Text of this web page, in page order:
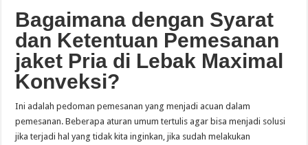
Bagaimana dengan Syarat
dan Ketentuan Pemesanan
jaket Pria di Lebak Maximal
Konveksi?
Ini adalah pedoman pemesanan yang menjadi acuan dalam
pemesanan. Beberapa aturan umum tertulis agar bisa menjadi solusi
jika terjadi hal yang tidak kita inginkan, jika sudah melakukan